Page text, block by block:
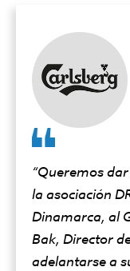
“Queremos
la asociación
Dinamarca, al
Bak, Director
adelantarse a